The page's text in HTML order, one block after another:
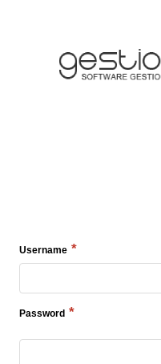
Username
Password